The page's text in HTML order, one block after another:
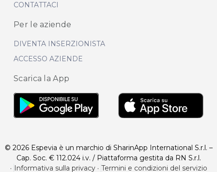
CONTATTACI
Per le aziende
DIVENTA INSERZIONISTA
ACCESSO AZIENDE
Scarica la App
© 2026 Espevia è un marchio di SharinApp International S.r.l. –
Cap. Soc. € 112.024 i.v. / Piattaforma gestita da RN S.r.l.
· Informativa sulla privacy· Termini e condizioni del servizio